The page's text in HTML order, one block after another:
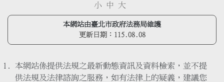
小 中 大
本網站由臺北市政府法務局維護
更新日期： 115.08.08
本網站係提供法規之最新動態資訊及資料檢索，並不提
供法規及法律諮詢之服務，如有法律上的疑義，建議您